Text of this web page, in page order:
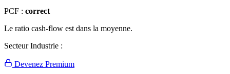
PCF : correct
Le ratio cash-flow est dans la moyenne.
Secteur Industrie :
Devenez Premium